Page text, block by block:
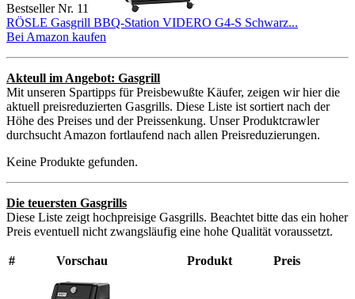
Bestseller Nr. 11
RÖSLE Gasgrill BBQ-Station VIDERO G4-S Schwarz...
Bei Amazon kaufen
Akteull im Angebot: Gasgrill
Mit unseren Spartipps für Preisbewußte Käufer, zeigen wir hier die
aktuell preisreduzierten Gasgrills. Diese Liste ist sortiert nach der
Höhe des Preises und der Preissenkung. Unser Produktcrawler
durchsucht Amazon fortlaufend nach allen Preisreduzierungen.
Keine Produkte gefunden.
Die teuersten Gasgrills
Diese Liste zeigt hochpreisige Gasgrills. Beachtet bitte das ein hoher
Preis eventuell nicht zwangsläufig eine hohe Qualität voraussetzt.
# Vorschau Produkt Preis